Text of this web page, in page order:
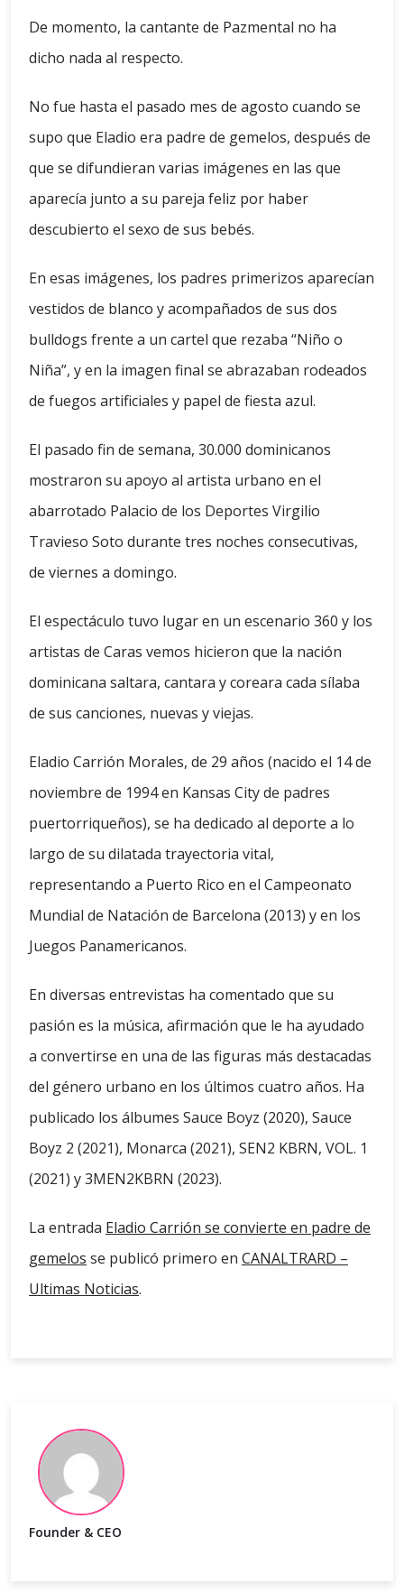
De momento, la cantante de Pazmental no ha
dicho nada al respecto.
No fue hasta el pasado mes de agosto cuando se
supo que Eladio era padre de gemelos, después de
que se difundieran varias imágenes en las que
aparecía junto a su pareja feliz por haber
descubierto el sexo de sus bebés.
En esas imágenes, los padres primerizos aparecían
vestidos de blanco y acompañados de sus dos
bulldogs frente a un cartel que rezaba “Niño o
Niña”, y en la imagen final se abrazaban rodeados
de fuegos artificiales y papel de fiesta azul.
El pasado fin de semana, 30.000 dominicanos
mostraron su apoyo al artista urbano en el
abarrotado Palacio de los Deportes Virgilio
Travieso Soto durante tres noches consecutivas,
de viernes a domingo.
El espectáculo tuvo lugar en un escenario 360 y los
artistas de Caras vemos hicieron que la nación
dominicana saltara, cantara y coreara cada sílaba
de sus canciones, nuevas y viejas.
Eladio Carrión Morales, de 29 años (nacido el 14 de
noviembre de 1994 en Kansas City de padres
puertorriqueños), se ha dedicado al deporte a lo
largo de su dilatada trayectoria vital,
representando a Puerto Rico en el Campeonato
Mundial de Natación de Barcelona (2013) y en los
Juegos Panamericanos.
En diversas entrevistas ha comentado que su
pasión es la música, afirmación que le ha ayudado
a convertirse en una de las figuras más destacadas
del género urbano en los últimos cuatro años. Ha
publicado los álbumes Sauce Boyz (2020), Sauce
Boyz 2 (2021), Monarca (2021), SEN2 KBRN, VOL. 1
(2021) y 3MEN2KBRN (2023).
La entrada Eladio Carrión se convierte en padre de
gemelos se publicó primero en CANALTRARD –
Ultimas Noticias.
Founder & CEO